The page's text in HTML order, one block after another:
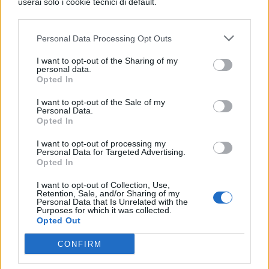
Personal Data Processing Opt Outs
I want to opt-out of the Sharing of my
personal data.
Opted In
I want to opt-out of the Sale of my
Personal Data.
Opted In
I want to opt-out of processing my
Personal Data for Targeted Advertising.
Opted In
I want to opt-out of Collection, Use,
Retention, Sale, and/or Sharing of my
Personal Data that Is Unrelated with the
Purposes for which it was collected.
Opted Out
CONFIRM
guerriera addestrata e apertamente
omosessuale, pronta a bloccare la rinascita
della criminalità nella sua città. Ma non si
può ancora definire un’eroina. In una città
dovrà affrontare i suoi demoni prima di
Gotham”, ha detto l’emittente
americana
personaggio.
COMMENTI